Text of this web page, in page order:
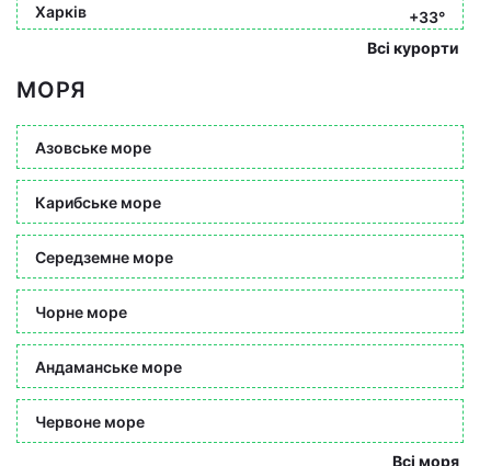
Харків
+33°
Всі курорти
МОРЯ
Азовське море
Карибське море
Середземне море
Чорне море
Андаманське море
Червоне море
Всі моря